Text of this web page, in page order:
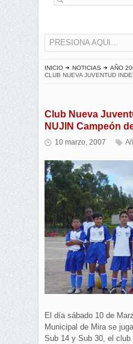
PRESIONA AQUI...
INICIO NOTICIAS
AÑO
CLUB NUEVA JUVENTUD
Club Nueva
NUJIN Campeón
10 marzo, 2007
El día sábado 10 de
Municipal de Mira se
Sub 14 y Sub 30, el club